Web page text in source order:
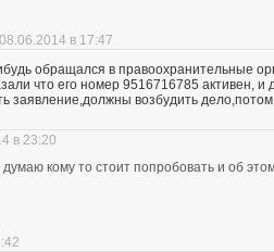
08.06.2014 в 17:47
обращался в правоохранительные
что его номер 9516716785 активен,
заявление,должны возбудить
в 23:20
кому то стоит попробовать и об